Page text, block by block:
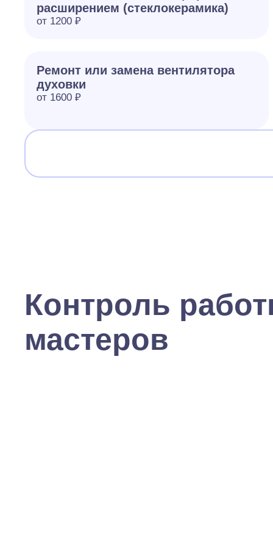
расширением (стеклокерамика)
от 1200 ₽
Ремонт или замена вентилятора
духовки
от 1600 ₽
Контроль
мастеров